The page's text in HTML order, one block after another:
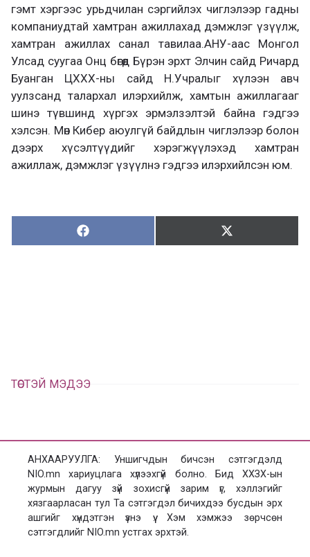
гэмт хэргээс урьдчилан сэргийлэх чиглэлээр гадны
компаниудтай хамтран ажиллахад дэмжлэг үзүүлж,
хамтран ажиллах санал тавилаа.АНУ-аас Монгол
Улсад суугаа Онц бөгөөд Бүрэн эрхт Элчин сайд Ричард
Буанган ЦХХХ-ны сайд Н.Учралыг хүлээн авч
уулзсанд талархал илэрхийлж, хамтын ажиллагааг
шинэ түвшинд хүргэх эрмэлзэлтэй байна гэдгээ
хэлсэн. Мөн Кибер аюулгүй байдлын чиглэлээр болон
дээрх хүсэлтүүдийг хэрэгжүүлэхэд хамтран
ажиллаж, дэмжлэг үзүүлнэ гэдгээ илэрхийлсэн юм.
Хуваалцах:
Х
у
Түгээх:
Т
ү
ТӨСТЭЙ МЭДЭЭ
АНХААРУУЛГА: Уншигчдын бичсэн сэтгэгдэлд
NIO.mn хариуцлага хүлээхгүй болно. Бид ХХЗХ-ын
журмын дагуу зүй зохисгүй зарим үг, хэллэгийг
хязгаарласан тул Та сэтгэгдэл бичихдээ бусдын эрх
ашгийг хүндэтгэн үзнэ үү. Хэм хэмжээ зөрчсөн
сэтгэгдлийг NIO.mn устгах эрхтэй.